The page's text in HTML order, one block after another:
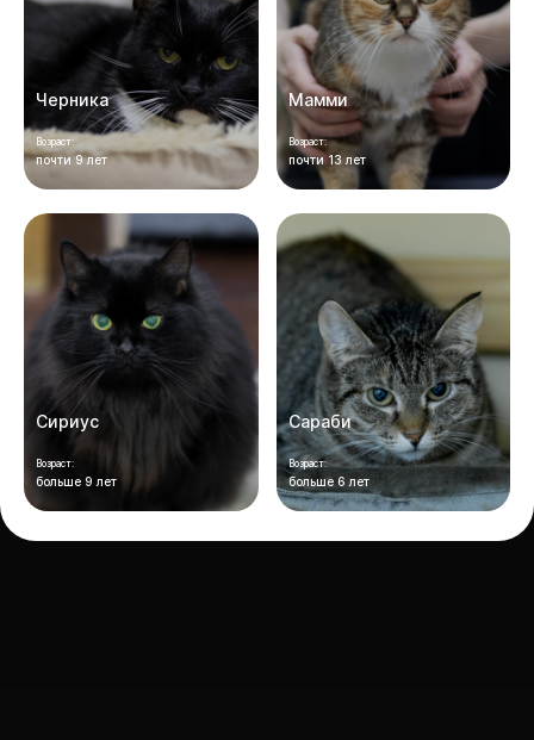
Черника
Возраст:
почти 9 лет
Мамми
Возраст:
почти 13 лет
Сириус
Возраст:
больше 9 лет
Сараби
Возраст:
больше 6 лет